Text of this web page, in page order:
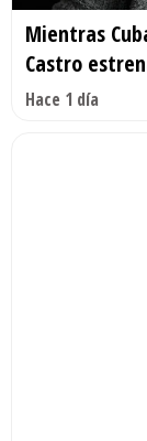
Mientras
Castro
Hace 1 día